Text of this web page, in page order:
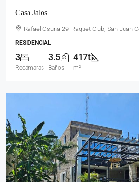
Casa Jalos
Rafael Osuna 29, Raquet Club, San Juan
RESIDENCIAL
3
Recámaras
3.5
Baños
417t
m²